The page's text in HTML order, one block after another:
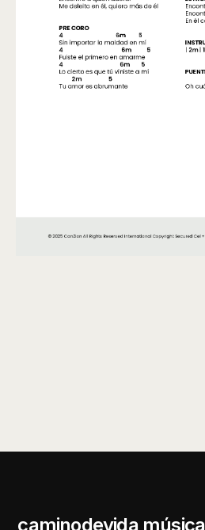
caminodevida música